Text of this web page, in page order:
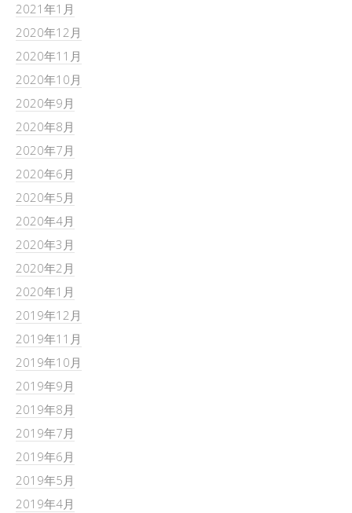
2021年1月
2020年12月
2020年11月
2020年10月
2020年9月
2020年8月
2020年7月
2020年6月
2020年5月
2020年4月
2020年3月
2020年2月
2020年1月
2019年12月
2019年11月
2019年10月
2019年9月
2019年8月
2019年7月
2019年6月
2019年5月
2019年4月